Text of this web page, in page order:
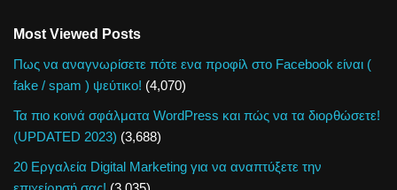
Most Viewed Posts
Πως να αναγνωρίσετε πότε ενα προφίλ στο Facebook είναι (
fake / spam ) ψεύτικο! (4,070)
Τα πιο κοινά σφάλματα WordPress και πώς να τα διορθώσετε!
(UPDATED 2023) (3,688)
20 Εργαλεία Digital Marketing για να αναπτύξετε την